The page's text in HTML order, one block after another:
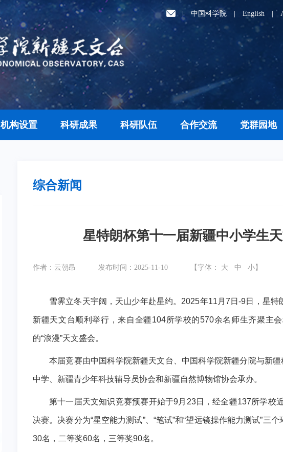
| 中国科学院 English
机构设置 科研成果 科研队伍 合作交流 党群园地
综合新闻
星特朗杯第十一届新疆中小学生
作者：云朝昂 发布时间：2025-11-10 【字体： 大 中 小 】
雪霁立冬天宇阔，天山少年赴星约。2025年11月7日-9日，星
新疆天文台顺利举行，来自全疆104所学校的570余名师生齐聚主
的“浪漫”天文盛会。
本届竞赛由中国科学院新疆天文台、中国科学院新疆分院与新
中学、新疆青少年科技辅导员协会和新疆自然博物馆协会承办。
第十一届天文知识竞赛预赛开始于9月23日，经全疆137所学校
决赛。决赛分为“星空能力测试”、“笔试”和“望远镜操作能力测试”三
30名，二等奖60名，三等奖90名。